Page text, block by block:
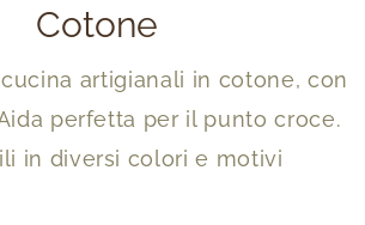
Cotone
artigianali in cotone, con
perfetta per il punto croce.
in diversi colori e motivi